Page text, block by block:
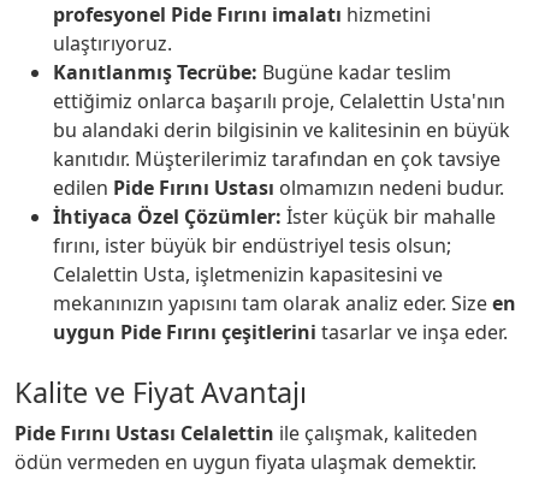
profesyonel Pide Fırını imalatı hizmetini
ulaştırıyoruz.
Kanıtlanmış Tecrübe: Bugüne kadar teslim
ettiğimiz onlarca başarılı proje, Celalettin Usta'nın
bu alandaki derin bilgisinin ve kalitesinin en büyük
kanıtıdır. Müşterilerimiz tarafından en çok tavsiye
edilen Pide Fırını Ustası olmamızın nedeni budur.
İhtiyaca Özel Çözümler: İster küçük bir mahalle
fırını, ister büyük bir endüstriyel tesis olsun;
Celalettin Usta, işletmenizin kapasitesini ve
mekanınızın yapısını tam olarak analiz eder. Sizeen
uygun Pide Fırını çeşitlerini tasarlar ve inşa eder.
Kalite ve Fiyat Avantajı
Pide Fırını Ustası Celalettin ile çalışmak, kaliteden
ödün vermeden en uygun fiyata ulaşmak demektir.